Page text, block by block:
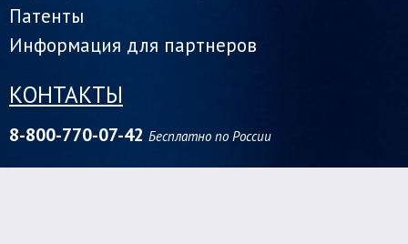
Патенты
Информация для партнеров
КОНТАКТЫ
8-800-770-07-42 Бесплатно по России